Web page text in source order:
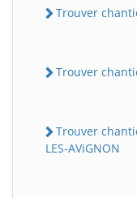
Trouver
Trouver
Trouver
LES-AViGNON